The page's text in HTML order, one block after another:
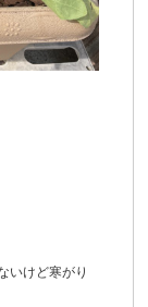
いけど寒がり